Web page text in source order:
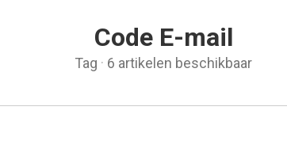
Code E-mail
Tag · 6 artikelen beschikbaar